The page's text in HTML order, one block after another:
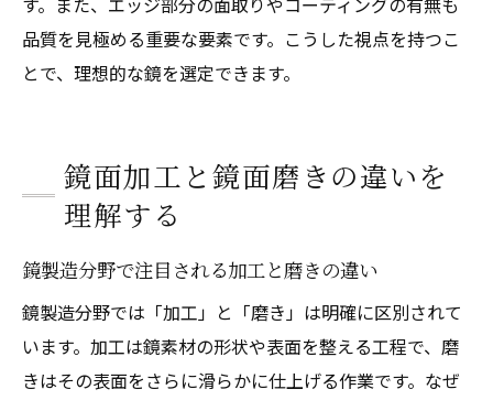
品質を見極める重要な要素です。こうした視点を持つこ
とで、理想的な鏡を選定できます。
鏡面加工と鏡面磨きの違いを
理解する
鏡製造分野で注目される加工と磨きの違い
鏡製造分野では「加工」と「磨き」は明確に区別されて
います。加工は鏡素材の形状や表面を整える工程で、磨
きはその表面をさらに滑らかに仕上げる作業です。なぜ